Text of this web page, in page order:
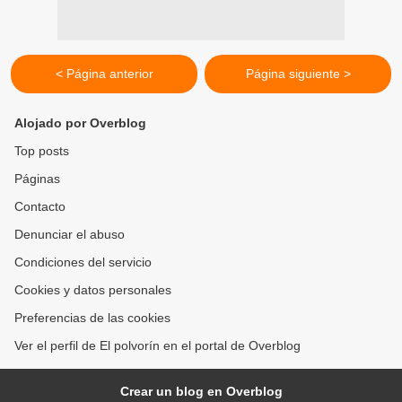
< Página anterior Página siguiente >
Alojado por Overblog
Top posts
Páginas
Contacto
Denunciar el abuso
Condiciones del servicio
Cookies y datos personales
Preferencias de las cookies
Ver el perfil de El polvorín en el portal de Overblog
Crear un blog en Overblog